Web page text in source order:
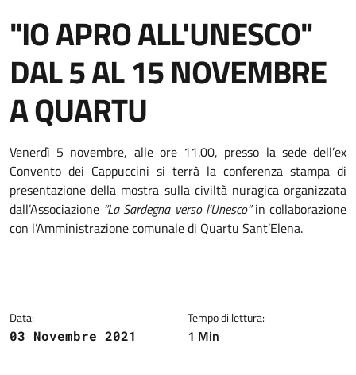
"IO APRO ALL'UNESCO"
DAL 5 AL 15 NOVEMBRE
A QUARTU
Dettagli della notizia
Venerdì 5 novembre, alle ore 11.00, presso la sede dell’ex
Convento dei Cappuccini si terrà la conferenza stampa di
presentazione della mostra sulla civiltà nuragica organizzata
dall’Associazione “La Sardegna verso l’Unesco”in collaborazione
con l’Amministrazione comunale di Quartu Sant’Elena.
Data:
03 Novembre 2021
Tempo di lettura:
1 Min